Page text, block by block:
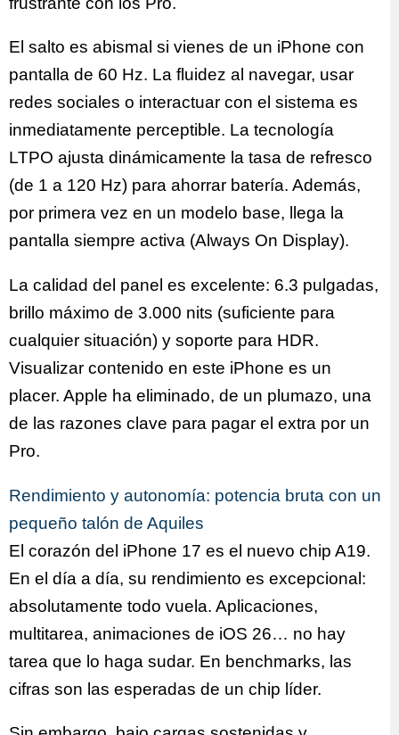
El salto es abismal si vienes de un iPhone con
pantalla de 60 Hz. La fluidez al navegar, usar
redes sociales o interactuar con el sistema es
inmediatamente perceptible. La tecnología
LTPO ajusta dinámicamente la tasa de refresco
(de 1 a 120 Hz) para ahorrar batería. Además,
por primera vez en un modelo base, llega la
pantalla siempre activa (Always On Display).
La calidad del panel es excelente: 6.3 pulgadas,
brillo máximo de 3.000 nits (suficiente para
cualquier situación) y soporte para HDR.
Visualizar contenido en este iPhone es un
placer. Apple ha eliminado, de un plumazo, una
de las razones clave para pagar el extra por un
Pro.
Rendimiento y autonomía: potencia bruta con un
pequeño talón de Aquiles
El corazón del iPhone 17 es el nuevo chip A19.
En el día a día, su rendimiento es excepcional:
absolutamente todo vuela. Aplicaciones,
multitarea, animaciones de iOS 26… no hay
tarea que lo haga sudar. En benchmarks, las
cifras son las esperadas de un chip líder.